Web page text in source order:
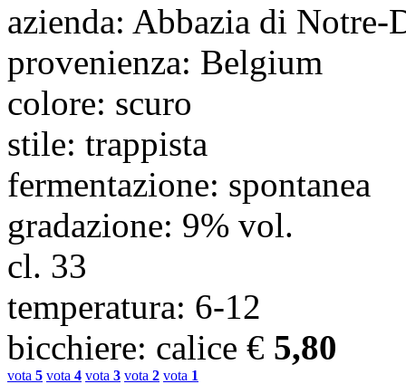
azienda: Abbazia di Notre-
provenienza: Belgium
colore: scuro
stile: trappista
fermentazione: spontanea
gradazione: 9% vol.
cl. 33
temperatura: 6-12
bicchiere: calice € 5,80
vota 5 vota 4 vota 3 vota 2 vota 1